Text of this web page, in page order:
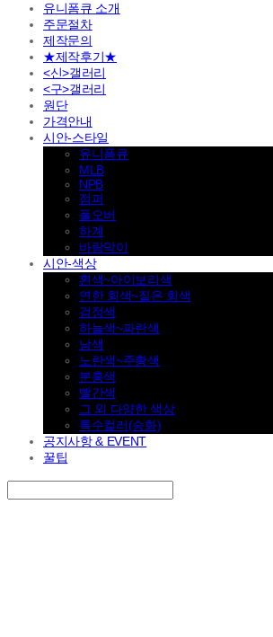
유니폼큐 소개
주문절차
제작문의
★제작후기★
<신>갤러리
<구>갤러리
원단
가격안내
시안-스타일
유니폼큐
MLB
NPB
점퍼
풀오버
하계
바람막이
시안-색상
흰색~아이보리색
연한 회색~짙은 회색
검정색
하늘색~파란색
남색
노란색~주황색
분홍색
빨간색
그 외 다양한 색상
특수컬러(승화)
공지사항 & EVENT
꿀팁